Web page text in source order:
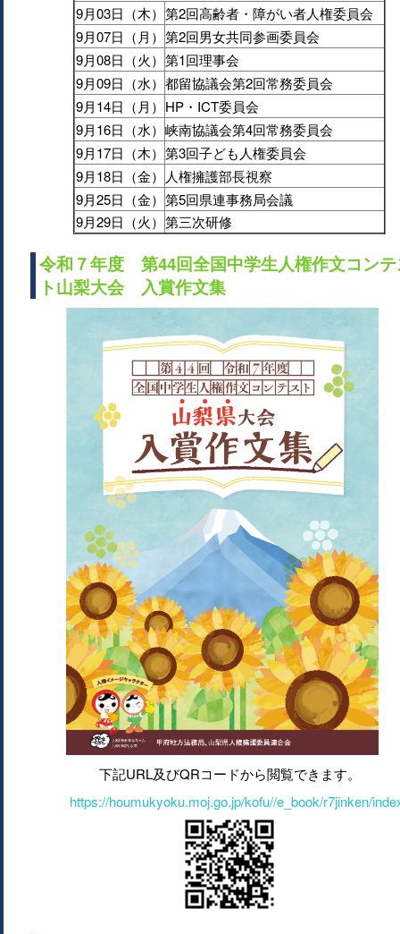
9月03日（木） 第2回高齢者・障がい者人権委員会
9月07日（月） 第2回男女共同参画委員会
9月08日（火） 第1回理事会
9月09日（水） 都留協議会第2回常務委員会
9月14日（月） HP・ICT委員会
9月16日（水） 峡南協議会第4回常務委員会
9月17日（木） 第3回子ども人権委員会
9月18日（金）
人権擁護部長視察
9月25日（金） 第5回県連事務局会議
9月29日（火） 第三次研修
令和７年度 第44回全国中学生人権作文コン
ト山梨大会 入賞作文集
下記URL及びQRコードから閲覧できます。
https://houmukyoku.moj.go.jp/kofu//e_book/r7jinken/